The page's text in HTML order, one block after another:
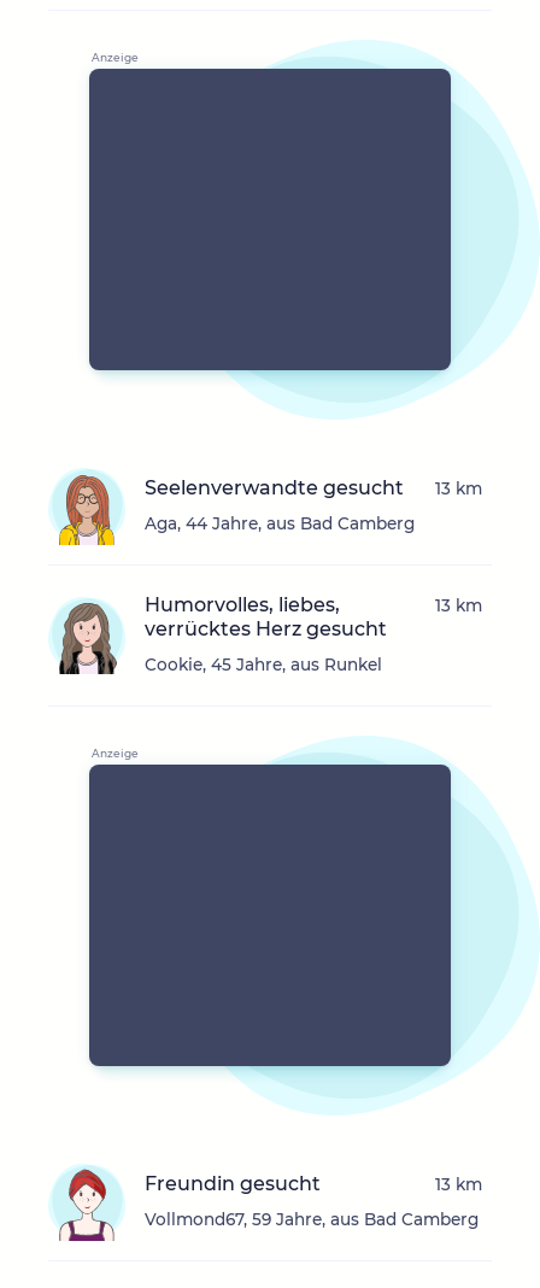
Seelenverwandte gesucht
Aga, 44 Jahre, aus Bad Camberg
13 km
Humorvolles, liebes,
verrücktes Herz gesucht
Cookie, 45 Jahre, aus Runkel
13 km
Freundin gesucht
Vollmond67, 59 Jahre, aus Bad Camberg
13 km